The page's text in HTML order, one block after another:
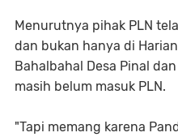
Menurutnya pihak PLN
dan bukan hanya di
Bahalbahal Desa Pinal
masih belum masuk PLN.
"Tapi memang karena